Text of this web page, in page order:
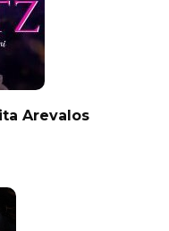
Arevalos